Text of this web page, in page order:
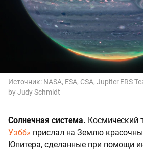
Источник: NASA, ESA, CSA, Jupiter ERS
by Judy Schmidt
Солнечная система. Космический
Уэбб» прислал на Землю
Юпитера, сделанные при помощи